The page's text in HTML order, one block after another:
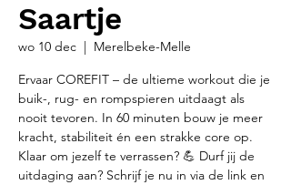
Saartje
wo 10 dec
  |
Merelbeke-Melle
Ervaar COREFIT – de ultieme workout die je
buik-, rug- en rompspieren uitdaagt als
nooit tevoren. In 60 minuten bouw je meer
kracht, stabiliteit én een strakke core op.
Klaar om jezelf te verrassen? 💪 Durf jij de
uitdaging aan? Schrijf je nu in via de link en